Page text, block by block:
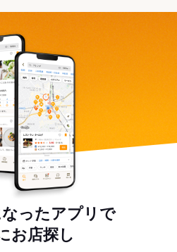
ったアプリで
お店探し